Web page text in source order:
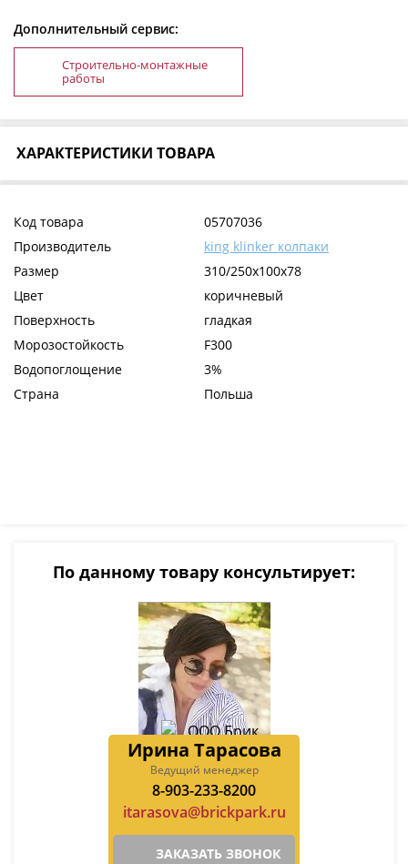
Дополнительный сервис:
Строительно-монтажные
работы
ХАРАКТЕРИСТИКИ ТОВАРА
Код товара
05707036
Производитель
king klinker колпаки
Размер
310/250x100x78
Цвет
коричневый
Поверхность
гладкая
Морозостойкость
F300
Водопоглощение
3%
Страна
Польша
По данному товару консультирует:
Ирина Тарасова
Ведущий менеджер
8-903-233-8200
itarasova@brickpark.ru
ЗАКАЗАТЬ ЗВОНОК